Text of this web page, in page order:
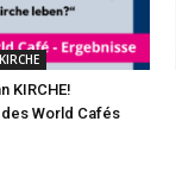
KIRCHE!
World Cafés